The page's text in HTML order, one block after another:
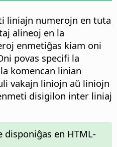
liniajn numerojn en tuta
alineoj en la
enmetiĝas kiam oni
povas specifi la
komencan linian
vakajn liniojn aŭ liniojn
disigilon inter liniaj
disponiĝas en HTML-